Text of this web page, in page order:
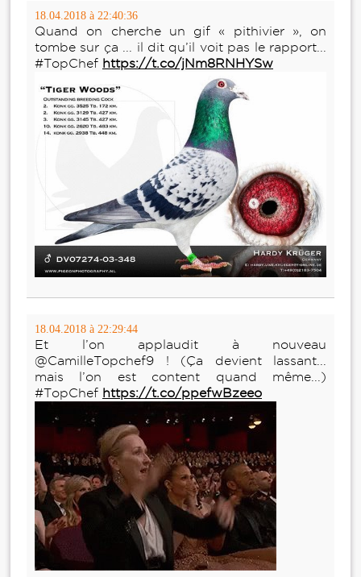
18.04.2018 à 22:40:36
Quand on cherche un gif « pithivier », on
tombe sur ça ... il dit qu’il voit pas le rapport...
#TopChef https://t.co/jNm8RNHYSw
18.04.2018 à 22:29:44
Et l’on applaudit à nouveau
@CamilleTopchef9 ! (Ça devient lassant...
mais l’on est content quand même...)
#TopChef https://t.co/ppefwBzeeo